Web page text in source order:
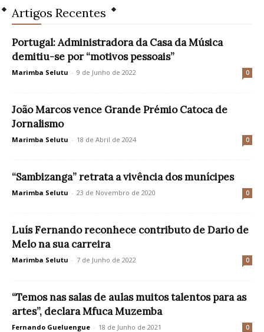
Artigos Recentes
Portugal: Administradora da Casa da Música
demitiu-se por “motivos pessoais”
Marimba Selutu - 9 de Junho de 2022 0
João Marcos vence Grande Prémio Catoca de
Jornalismo
Marimba Selutu - 18 de Abril de 2024 0
“Sambizanga” retrata a vivência dos munícipes
Marimba Selutu - 23 de Novembro de 2020 0
Luís Fernando reconhece contributo de Dario de
Melo na sua carreira
Marimba Selutu - 7 de Junho de 2022 0
“Temos nas salas de aulas muitos talentos para as
artes”, declara Mfuca Muzemba
Fernando Gueluengue - 18 de Junho de 2021 0